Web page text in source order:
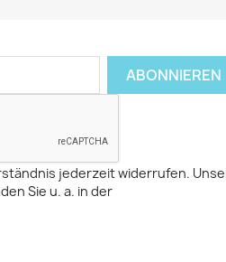
jederzeit widerrufen.
Sie u. a. in der